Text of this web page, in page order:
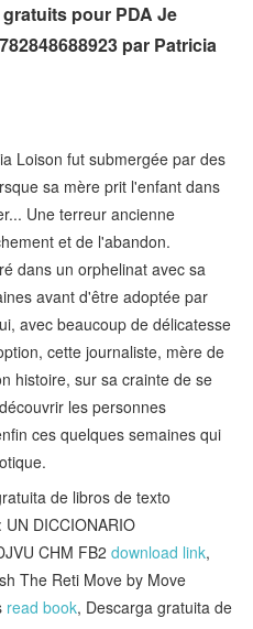
pour PDA Je
par Patricia
Loison fut submergée par des
sa mère prit l'enfant dans
Une terreur ancienne
et de l'abandon.
dans un orphelinat avec sa
avant d'être adoptée par
avec beaucoup de délicatesse
cette journaliste, mère de
histoire, sur sa crainte de se
les personnes
ces quelques semaines qui
de libros de texto
DICCIONARIO
CHM FB2download link,
The Reti Move by Move
read book, Descarga gratuita de